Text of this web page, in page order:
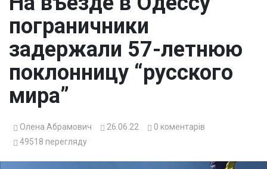
пограничники
задержали 57-летнюю
поклонницу “русского
мира”
Олена Абрамович 26.06.22 0 коментарів
49518 перегляду